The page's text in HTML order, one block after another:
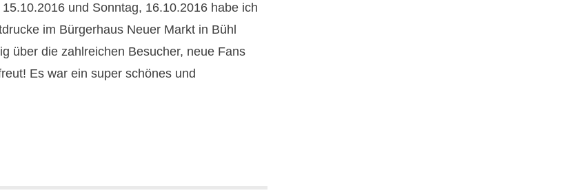
und Sonntag, 16.10.2016 habe ich
im Bürgerhaus Neuer Markt in Bühl
über die zahlreichen Besucher, neue Fans
Es war ein super schönes und